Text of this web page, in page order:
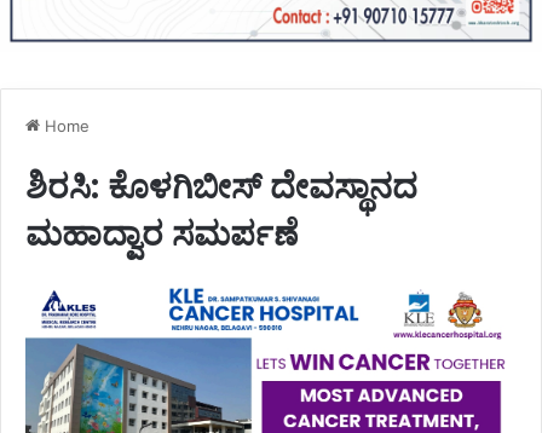
Home
ಶಿರಸಿ: ಕೊಳಗಿಬೀಸ್ ದೇವಸ್ಥಾನದ
ಮಹಾದ್ವಾರ ಸಮರ್ಪಣೆ